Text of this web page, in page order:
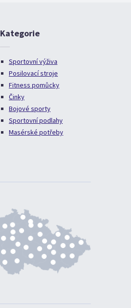
Kategorie
Sportovní výživa
Posilovací stroje
Fitness pomůcky
Činky
Bojové sporty
Sportovní podlahy
Masérské potřeby